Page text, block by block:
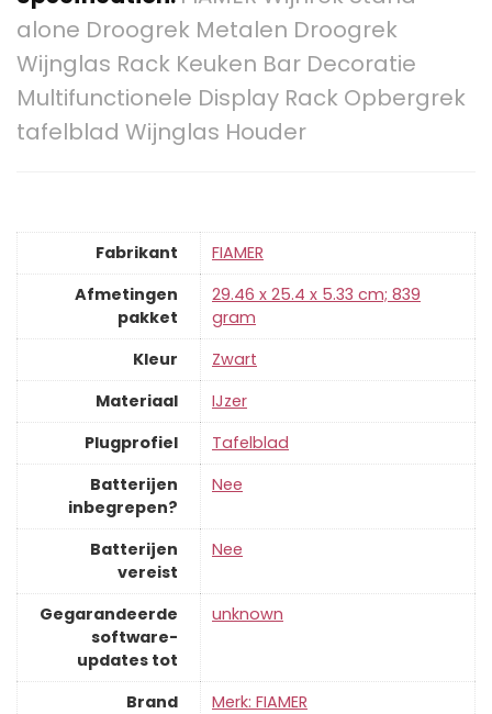
alone Droogrek Metalen Droogrek
Wijnglas Rack Keuken Bar Decoratie
Multifunctionele Display Rack Opbergrek
tafelblad Wijnglas Houder
Fabrikant
‎FIAMER
Afmetingen
pakket
‎29.46 x 25.4 x 5.33 cm; 839
gram
Kleur
‎Zwart
Materiaal
‎IJzer
Plugprofiel
‎Tafelblad
Batterijen
inbegrepen?
‎Nee
Batterijen
vereist
‎Nee
Gegarandeerde
software-
updates tot
‎unknown
Brand Merk: FIAMER